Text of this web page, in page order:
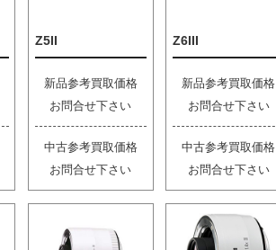
Z5II
新品参考買取価格
お問合せ下さい
中古参考買取価格
お問合せ下さい
Z6III
新品参考買取価格
お問合せ下さい
中古参考買取価格
お問合せ下さい